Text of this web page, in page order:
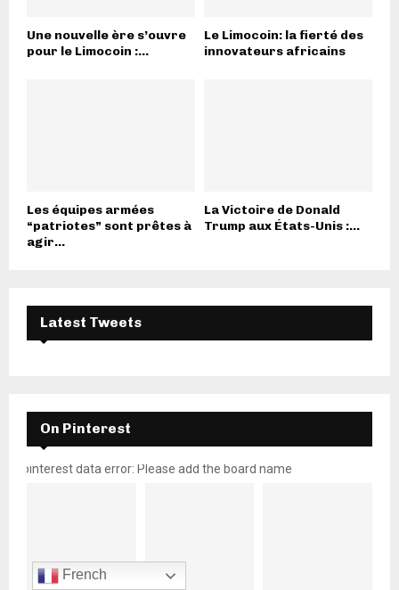
Une nouvelle ère s’ouvre
pour le Limocoin :...
Le Limocoin: la fierté des
innovateurs africains
Les équipes armées
“patriotes” sont prêtes à
agir...
La Victoire de Donald
Trump aux États-Unis :...
Latest Tweets
On Pinterest
pinterest data error: Please add the board name
French